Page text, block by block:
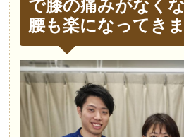
で膝の痛みがなく
腰も楽になってき